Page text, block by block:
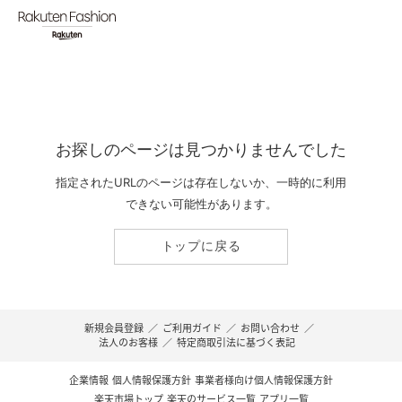
お探しのページは見つかりませんでした
指定されたURLのページは存在しないか、一時的に利用
できない可能性があります。
トップに戻る
新規会員登録 ／ ご利用ガイド ／ お問い合わせ ／
法人のお客様 ／ 特定商取引法に基づく表記
企業情報 個人情報保護方針 事業者様向け個人情報保護方針
楽天市場トップ 楽天のサービス一覧 アプリ一覧